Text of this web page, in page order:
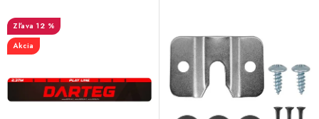
u
k
o
v
o
d
k
t
12 %
Akcia